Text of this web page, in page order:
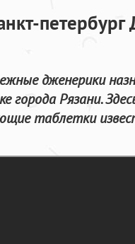
дженерики
города Рязани.
таблетки